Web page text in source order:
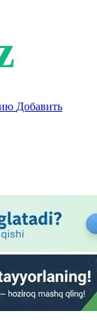
Добавить